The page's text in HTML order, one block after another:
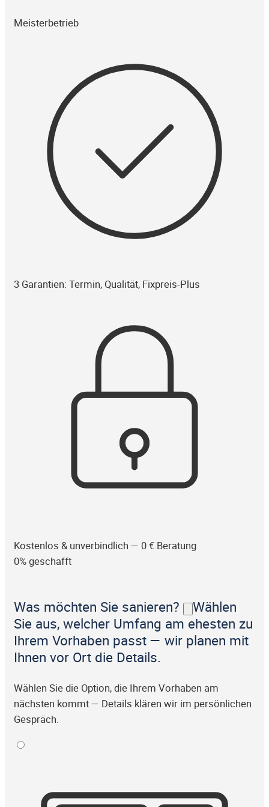
Meisterbetrieb
3 Garantien: Termin, Qualität, Fixpreis-Plus
Kostenlos & unverbindlich — 0 € Beratung
0% geschafft
Was möchten Sie sanieren?
Wählen
Sie aus, welcher Umfang am ehesten zu
Ihrem Vorhaben passt — wir planen mit
Ihnen vor Ort die Details.
Wählen Sie die Option, die Ihrem Vorhaben am
nächsten kommt — Details klären wir im persönlichen
Gespräch.